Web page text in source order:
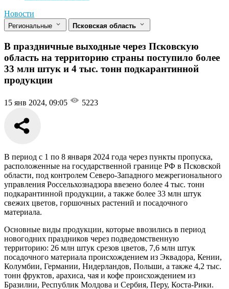
Новости
Региональные Псковская область
В праздничные выходные через Псковскую
область на территорию страны поступило более
33 млн штук и 4 тыс. тонн подкарантинной
продукции
15 янв 2024, 09:05 5223
В период с 1 по 8 января 2024 года через пункты пропуска,
расположенные на государственной границе РФ в Псковской
области, под контролем Северо-Западного межрегионального
управления Россельхознадзора ввезено более 4 тыс. тонн
подкарантинной продукции, а также более 33 млн штук
свежих цветов, горшочных растений и посадочного
материала.
Основные виды продукции, которые ввозились в период
новогодних праздников через подведомственную
территорию: 26 млн штук срезов цветов, 7,6 млн штук
посадочного материала происхождением из Эквадора, Кении,
Колумбии, Германии, Нидерландов, Польши, а также 4,2 тыс.
тонн фруктов, арахиса, чая и кофе происхождением из
Бразилии, Республик Молдова и Сербия, Перу, Коста-Рики.